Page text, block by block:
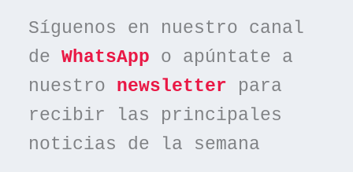
Síguenos en nuestro canal
de WhatsApp o apúntate a
nuestro newsletter para
recibir las principales
noticias de la semana